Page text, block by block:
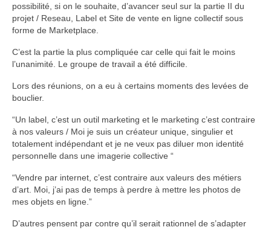
possibilité, si on le souhaite, d’avancer seul sur la partie II du
projet / Reseau, Label et Site de vente en ligne collectif sous
forme de Marketplace.
C’est la partie la plus compliquée car celle qui fait le moins
l’unanimité. Le groupe de travail a été difficile.
Lors des réunions, on a eu à certains moments des levées de
bouclier.
“Un label, c’est un outil marketing et le marketing c’est contraire
à nos valeurs / Moi je suis un créateur unique, singulier et
totalement indépendant et je ne veux pas diluer mon identité
personnelle dans une imagerie collective “
“Vendre par internet, c’est contraire aux valeurs des métiers
d’art. Moi, j’ai pas de temps à perdre à mettre les photos de
mes objets en ligne.”
D’autres pensent par contre qu’il serait rationnel de s’adapter